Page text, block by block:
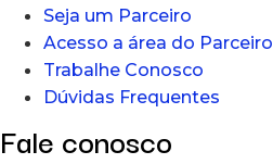
Seja um Parceiro
Acesso a área do Parceiro
Trabalhe Conosco
Dúvidas Frequentes
Fale conosco